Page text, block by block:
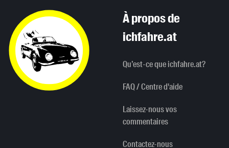
À propos de
ichfahre.at
Qu’est-ce que ichfahre.at?
FAQ / Centre d'aide
Laissez-nous vos
commentaires
Contactez-nous